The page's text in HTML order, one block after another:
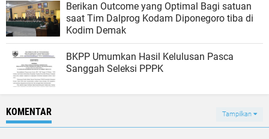
Berikan Outcome yang Optimal Bagi satuan
saat Tim Dalprog Kodam Diponegoro tiba di
Kodim Demak
BKPP Umumkan Hasil Kelulusan Pasca
Sanggah Seleksi PPPK
KOMENTAR Tampilkan